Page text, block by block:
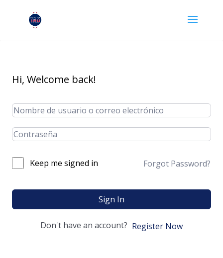
Hi, Welcome back!
Keep me signed in Forgot Password?
Sign In
Don't have an account? Register Now